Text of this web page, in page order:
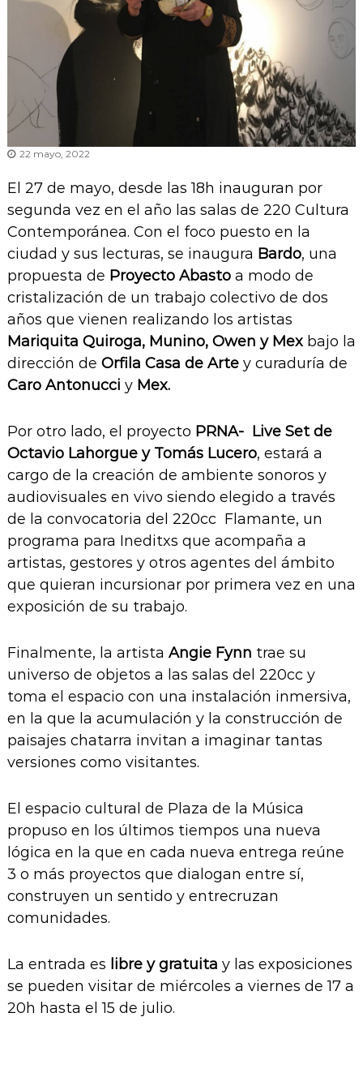
22 mayo, 2022
El 27 de mayo, desde las 18h inauguran por
segunda vez en el año las salas de 220 Cultura
Contemporánea. Con el foco puesto en la
ciudad y sus lecturas, se inaugura Bardo, una
propuesta de Proyecto Abastoa modo de
cristalización de un trabajo colectivo de dos
años que vienen realizando los artistas
Mariquita Quiroga, Munino, Owen y Mexbajo la
dirección de Orfila Casa de Artey curaduría de
Caro Antonucci y Mex.
Por otro lado, el proyecto PRNA- Live Set de
Octavio Lahorgue y Tomás Lucero, estará a
cargo de la creación de ambiente sonoros y
audiovisuales en vivo siendo elegido a través
de la convocatoria del 220cc Flamante, un
programa para Ineditxs que acompaña a
artistas, gestores y otros agentes del ámbito
que quieran incursionar por primera vez en una
exposición de su trabajo.
Finalmente, la artista Angie Fynn trae su
universo de objetos a las salas del 220cc y
toma el espacio con una instalación inmersiva,
en la que la acumulación y la construcción de
paisajes chatarra invitan a imaginar tantas
versiones como visitantes.
El espacio cultural de Plaza de la Música
propuso en los últimos tiempos una nueva
lógica en la que en cada nueva entrega reúne
3 o más proyectos que dialogan entre sí,
construyen un sentido y entrecruzan
comunidades.
La entrada es libre y gratuita y las exposiciones
se pueden visitar de miércoles a viernes de 17 a
20h hasta el 15 de julio.